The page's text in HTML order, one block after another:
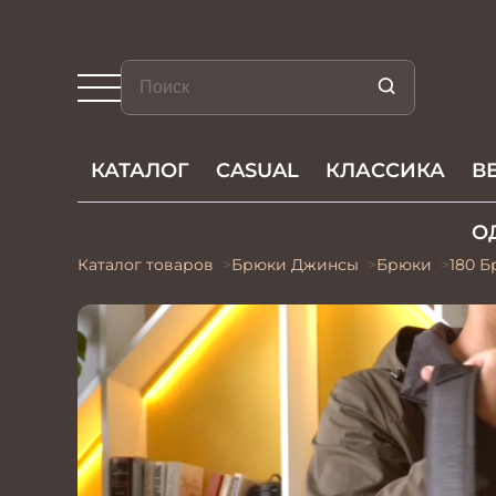
КАТАЛОГ CASUAL КЛАССИКА
Каталог товаров Брюки Джинсы Брюки 180